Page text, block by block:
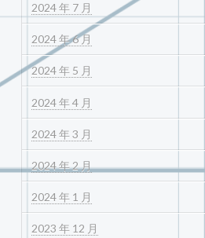
2024 年 7 月
2024 年 6 月
2024 年 5 月
2024 年 4 月
2024 年 3 月
2024 年 2 月
2024 年 1 月
2023 年 12 月